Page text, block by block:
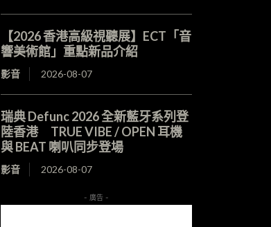
【2026 香港高級視聽展】ECT「音
響美術館」重點新品介紹
影音 2026-08-07
瑞典 Defunc 2026 全新藍牙系列登
陸香港 TRUE VIBE / OPEN 耳機
與 BEAT 喇叭同步登場
影音 2026-08-07
- 廣告 -